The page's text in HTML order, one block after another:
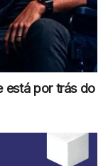
está por trás do